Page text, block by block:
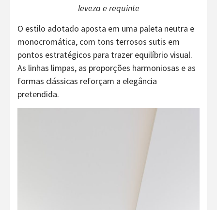
leveza e requinte
O estilo adotado aposta em uma paleta neutra e
monocromática, com tons terrosos sutis em
pontos estratégicos para trazer equilíbrio visual.
As linhas limpas, as proporções harmoniosas e as
formas clássicas reforçam a elegância
pretendida.